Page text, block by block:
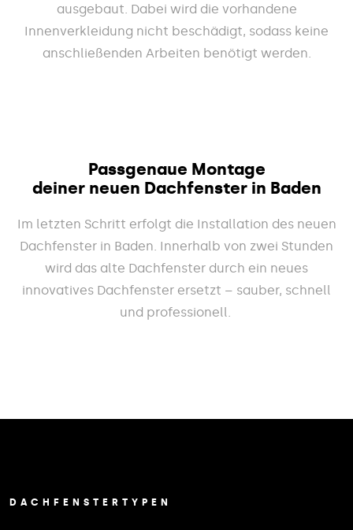
ausgebaut. Dabei wird die vorhandene
Innenverkleidung nicht beschädigt, sodass keine
anschließenden Arbeiten benötigt werden.
Passgenaue Montage
deiner neuen Dachfenster in Baden
Im letzten Schritt erfolgt die Installation des neuen
Dachfenster in Baden. Innerhalb von zwei Stunden
wird das alte Dachfenster durch ein neues
innovatives Dachfenster ersetzt – sauber, schnell
und professionell.
DACHFENSTERTYPEN